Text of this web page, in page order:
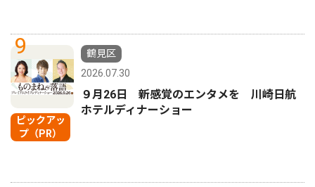
9
ピックアッ
プ（PR）
鶴見区
2026.07.30
９月26日 新感覚のエンタメを 川崎日航
ホテルディナーショー